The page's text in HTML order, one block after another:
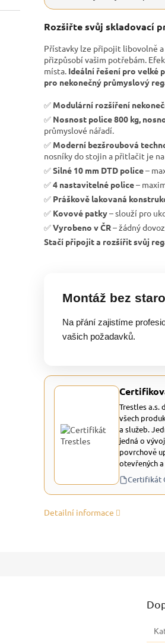
Rozšiřte svůj skladovací
Přístavky lze připojit libovolně
přizpůsobí vašim potřebám.
místa. Ideální řešení pro velké
pro nekonečný průmyslový
✅ Modulární rozšíření
✅ Nosnost police 800 kg,
průmyslové nářadí.
✅ Moderní bezšroubová
nosníky do stojin a přitlačit je
✅Silné 10 mm DTD police–
✅4 nastavitelné police–
✅ Práškově lakovaná
✅ Kovové patky– slouží pro
✅Vyrobeno v ČR– žádný
Stačí připojit a rozšířit svůj
Montáž bez
Na přání zajistíme
vašich požadavků.
Trestles a.s.
všech
a služeb.
jedná o
povrchově
otevřených
Certifikát
Detailní informace